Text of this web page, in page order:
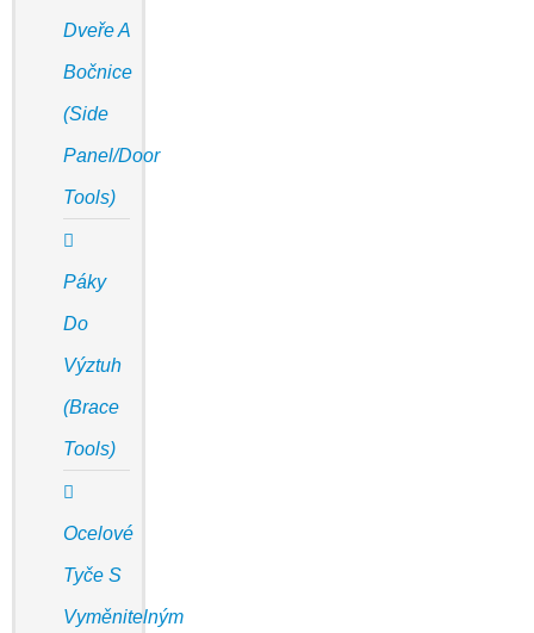
Dveře A
Bočnice
(Side
Panel/door
Tools)
Páky
Do
Výztuh
(Brace
Tools)
Ocelové
Tyče S
Vyměnitelným